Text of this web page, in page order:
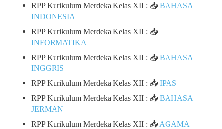
RPP Kurikulum Merdeka Kelas XII : 📥 BAHASA
INDONESIA
RPP Kurikulum Merdeka Kelas XII : 📥
INFORMATIKA
RPP Kurikulum Merdeka Kelas XII : 📥 BAHASA
INGGRIS
RPP Kurikulum Merdeka Kelas XII : 📥 IPAS
RPP Kurikulum Merdeka Kelas XII : 📥 BAHASA
JERMAN
RPP Kurikulum Merdeka Kelas XII : 📥 AGAMA